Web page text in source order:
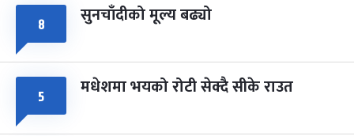
८ सुनचाँदीको मूल्य बढ्यो
५ मधेशमा भयको रोटी सेक्दै सीके राउत